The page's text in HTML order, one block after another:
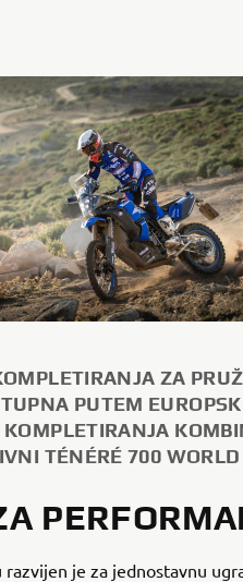
ZA
PUTEM
TÉNÉRÉ 700
je za jednostavnu